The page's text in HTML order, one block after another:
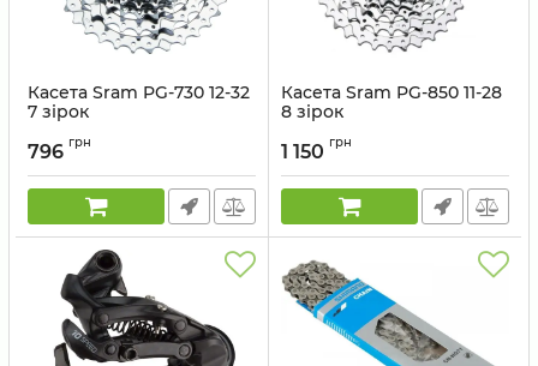
Касета Sram PG-730 12-32
7 зірок
796 грн
Касета Sram PG-850 11-28
8 зірок
1 150 грн